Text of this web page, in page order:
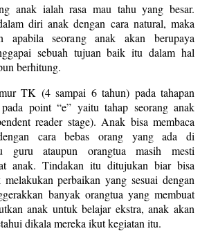
anak ialah rasa mau tahu yang besar.
diri anak dengan cara natural, maka
apabila seorang anak akan berupaya
sebuah tujuan baik itu dalam hal
berhitung.
TK (4 sampai 6 tahun) pada tahapan
point “e” yaitu tahap seorang anak
reader stage). Anak bisa membaca
cara bebas orang yang ada di
guru ataupun orangtua masih mesti
anak. Tindakan itu ditujukan biar bisa
perbaikan yang sesuai dengan
banyak orangtua yang membuat
anak untuk belajar ekstra, anak akan
dikala mereka ikut kegiatan itu.